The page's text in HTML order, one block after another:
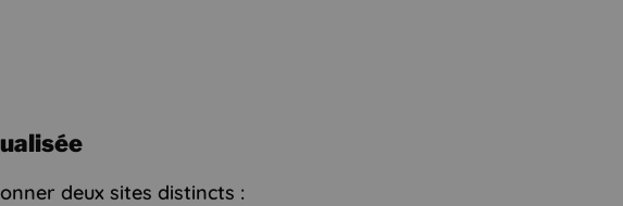
deux sites distincts :